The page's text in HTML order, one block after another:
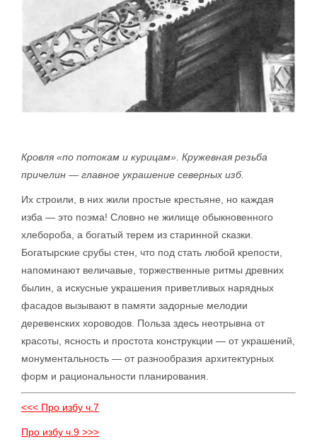
Кровля «по потокам и курицам». Кружевная резьба
причелин — главное украшение северных изб.
Их строили, в них жили простые крестьяне, но каждая
изба — это поэма! Словно не жилище обыкновенного
хлебороба, а богатый терем из старинной сказки.
Богатырские срубы стен, что под стать любой крепости,
напоминают величавые, торжественные ритмы древних
былин, а искусные украшения приветливых нарядных
фасадов вызывают в памяти задорные мелодии
деревенских хороводов. Польза здесь неотрывна от
красоты, ясность и простота конструкции — от украшений,
монументальность — от разнообразия архитектурных
форм и рациональности планирования.
<<< Про избу ч.7
Про избу ч.9 >>>